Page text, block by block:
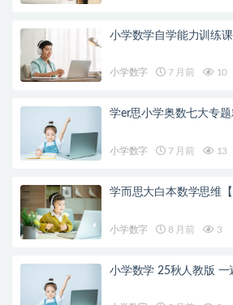
小学数学自学能力训练
小学数字 7 月前 10
学er思小学奥数七大专
小学数字 7 月前 13
学而思大白本数学思维【
小学数字 8 月前 3
小学数学 25秋人教版 一